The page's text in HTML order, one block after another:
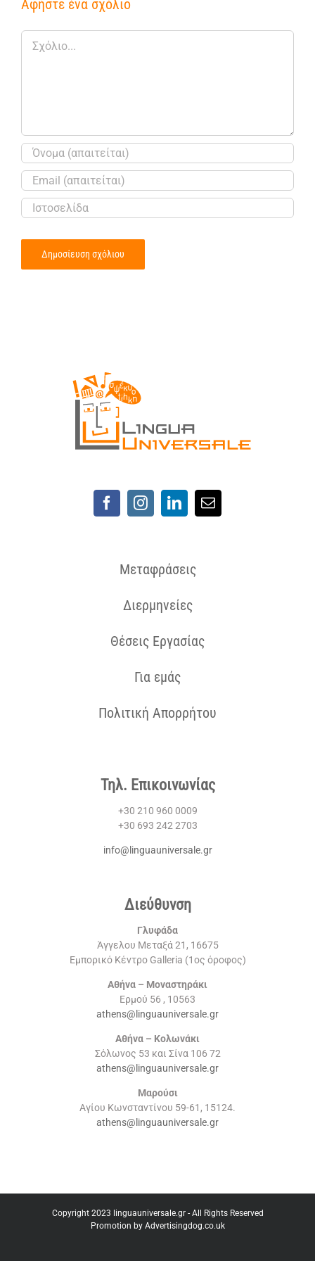
Αφήστε ένα σχόλιο
Σχόλιο
Μεταφράσεις
Διερμηνείες
Θέσεις Εργασίας
Για εμάς
Πολιτική Απορρήτου
Τηλ. Επικοινωνίας
+30 210 960 0009
+30 693 242 2703
info@linguauniversale.gr
Διεύθυνση
Γλυφάδα
Άγγελου Μεταξά 21, 16675
Εμπορικό Κέντρο Galleria (1ος όροφος)
Αθήνα – Μοναστηράκι
Ερμού 56 , 10563
athens@linguauniversale.gr
Αθήνα – Κολωνάκι
Σόλωνος 53 και Σίνα 106 72
athens@linguauniversale.gr
Μαρούσι
Αγίου Κωνσταντίνου 59-61, 15124.
athens@linguauniversale.gr
Copyright 2023 linguauniversale.gr - All Rights Reserved
Promotion by Advertisingdog.co.uk